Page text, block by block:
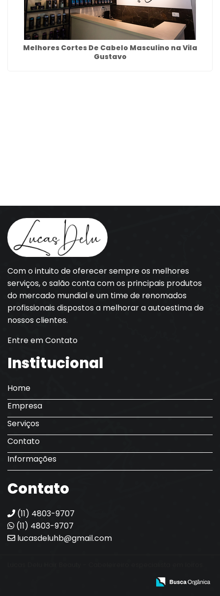
Melhores Cortes De Cabelo Masculino na Vila
Gustavo
Com o intuito de oferecer sempre os melhores
serviços, o salão conta com os principais produtos
do mercado mundial e um time de renomados
profissionais dispostos a melhorar a autoestima de
nossos clientes.
Entre em Contato
Institucional
Home
Empresa
Serviços
Contato
Informações
Contato
(11) 4803-9707
(11) 4803-9707
lucasdeluhb@gmail.com